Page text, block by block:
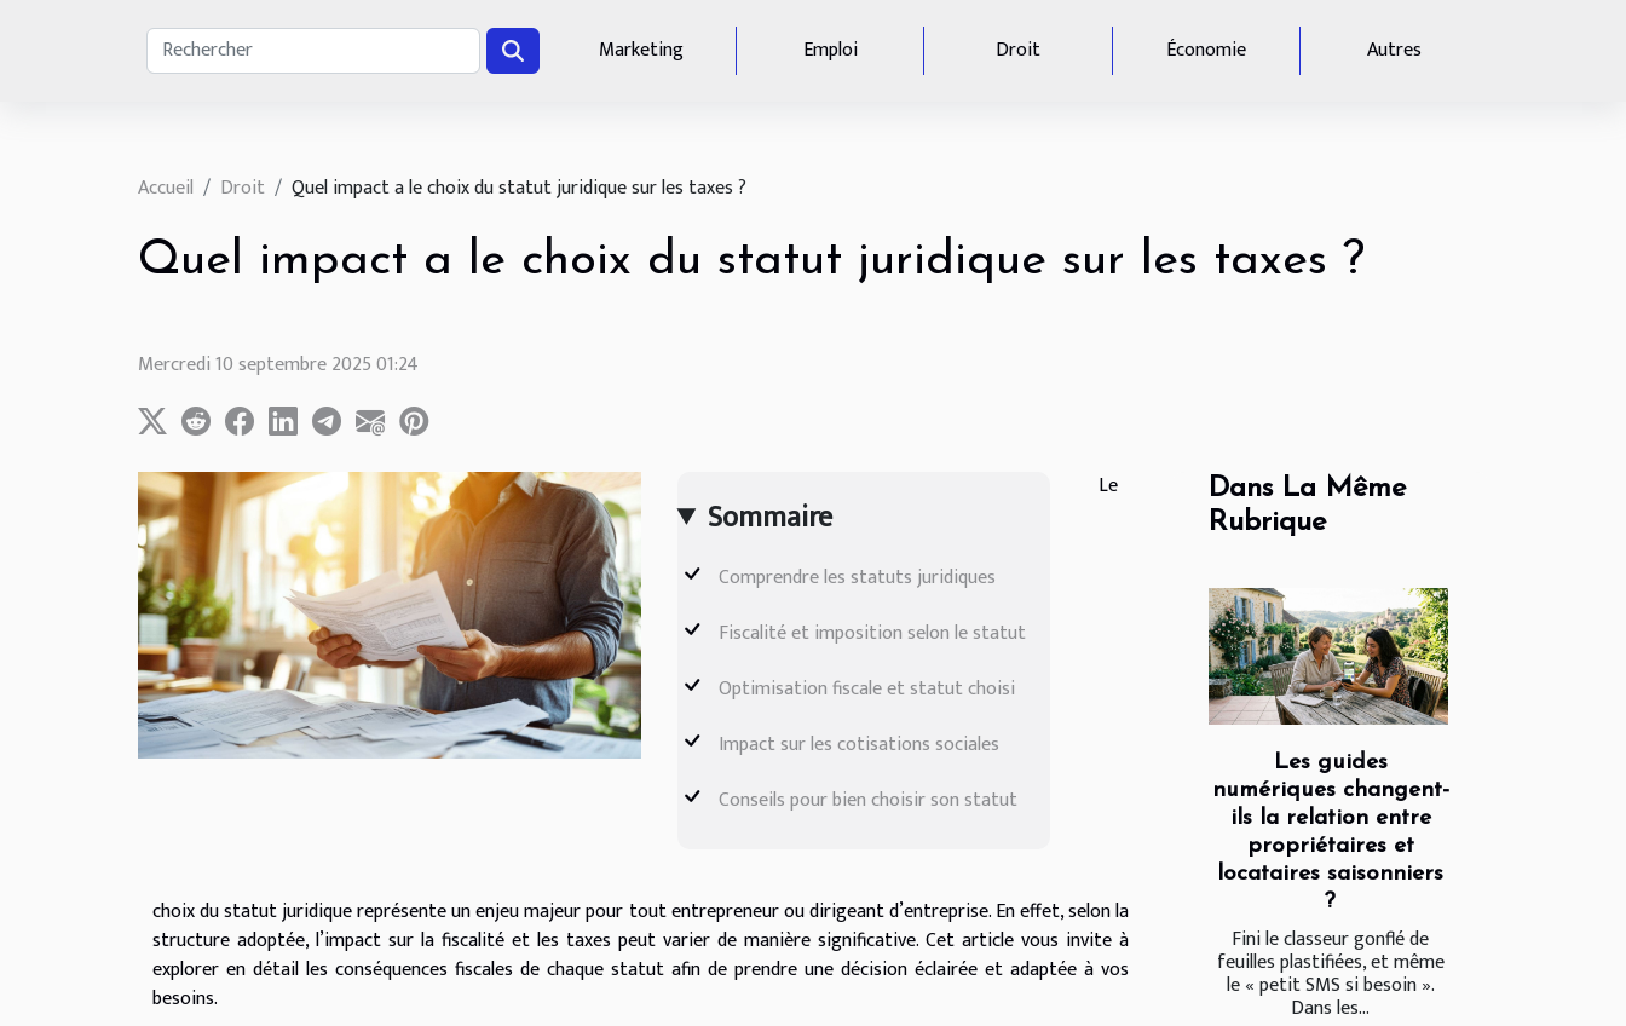
Marketing Emploi Droit Économie Autres
Accueil Droit Quel impact a le choix du statut juridique sur les taxes ?
Quel impact a le choix du statut juridique sur les taxes ?
Mercredi 10 septembre 2025 01:24
Sommaire
Comprendre les statuts juridiques
Fiscalité et imposition selon le statut
Optimisation fiscale et statut choisi
Impact sur les cotisations sociales
Conseils pour bien choisir son statut
Le
choix du statut juridique représente un enjeu majeur pour tout entrepreneur ou dirigeant d’entreprise. En effet, selon la
structure adoptée, l’impact sur la fiscalité et les taxes peut varier de manière significative. Cet article vous invite à
explorer en détail les conséquences fiscales de chaque statut afin de prendre une décision éclairée et adaptée à vos
besoins.
Dans La Même
Rubrique
Les guides
numériques changent-
ils la relation entre
propriétaires et
locataires saisonniers
?
Fini le classeur gonflé de
feuilles plastifiées, et même
le « petit SMS si besoin ».
Dans les...